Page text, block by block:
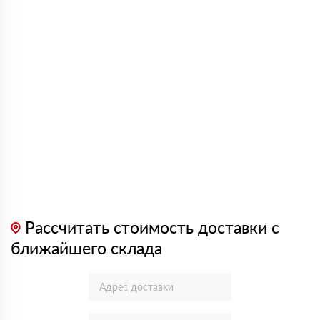
Рассчитать стоимость доставки с
ближайшего склада